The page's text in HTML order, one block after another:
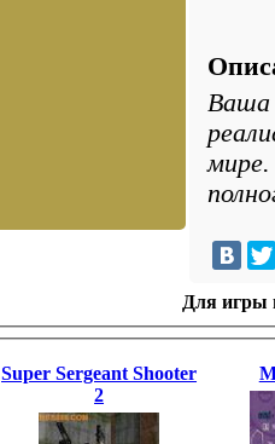
Ваша
Для игры
Super Sergeant Shooter
2